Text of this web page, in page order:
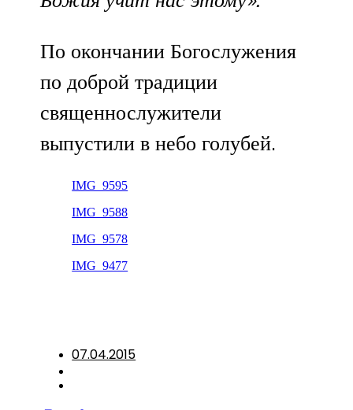
По окончании Богослужения
по доброй традиции
священнослужители
выпустили в небо голубей.
IMG_9595
IMG_9588
IMG_9578
IMG_9477
07.04.2015